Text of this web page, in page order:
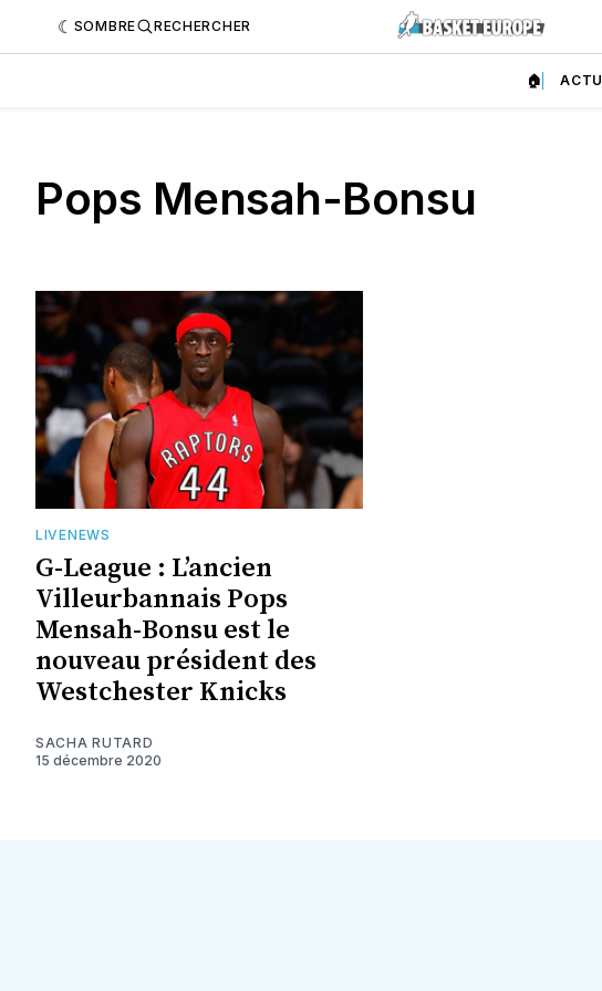
SOMBRE RECHERCHER
🏠 ACTU
Pops Mensah-Bonsu
LIVENEWS
G-League : L’ancien
Villeurbannais Pops
Mensah-Bonsu est le
nouveau président des
Westchester Knicks
SACHA RUTARD
15 décembre 2020